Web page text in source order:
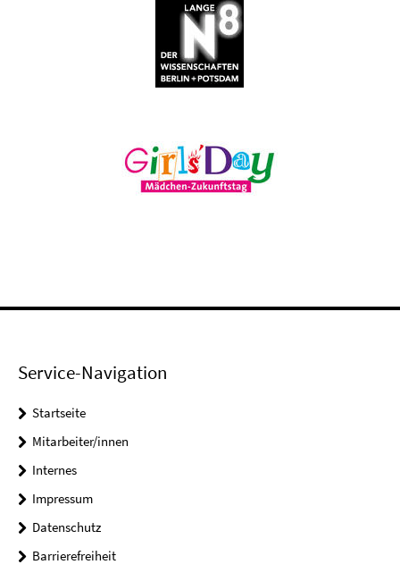
Service-Navigation
Startseite
Mitarbeiter/innen
Internes
Impressum
Datenschutz
Barrierefreiheit